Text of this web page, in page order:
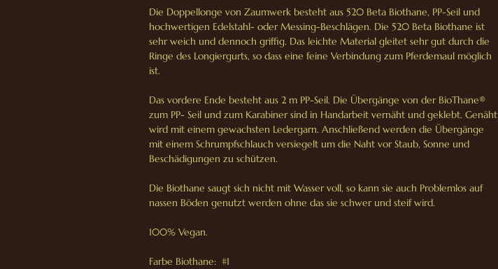
Die Doppellonge von Zaumwerk besteht aus 520 Beta Biothane, PP-Seil und
hochwertigen Edelstahl- oder Messing-Beschlägen. Die 520 Beta Biothane ist
sehr weich und dennoch griffig. Das leichte Material gleitet sehr gut durch die
Ringe des Longiergurts, so dass eine feine Verbindung zum Pferdemaul möglich
ist.
Das vordere Ende besteht aus 2 m PP-Seil. Die Übergänge von der BioThane®
zum PP- Seil und zum Karabiner sind in Handarbeit vernäht und geklebt. Genäht
wird mit einem gewachsten Ledergarn. Anschließend werden die Übergänge
mit einem Schrumpfschlauch versiegelt um die Naht vor Staub, Sonne und
Beschädigungen zu schützen.
Die Biothane saugt sich nicht mit Wasser voll, so kann sie auch Problemlos auf
nassen Böden genutzt werden ohne das sie schwer und steif wird.
100% Vegan.
Farbe Biothane: #1